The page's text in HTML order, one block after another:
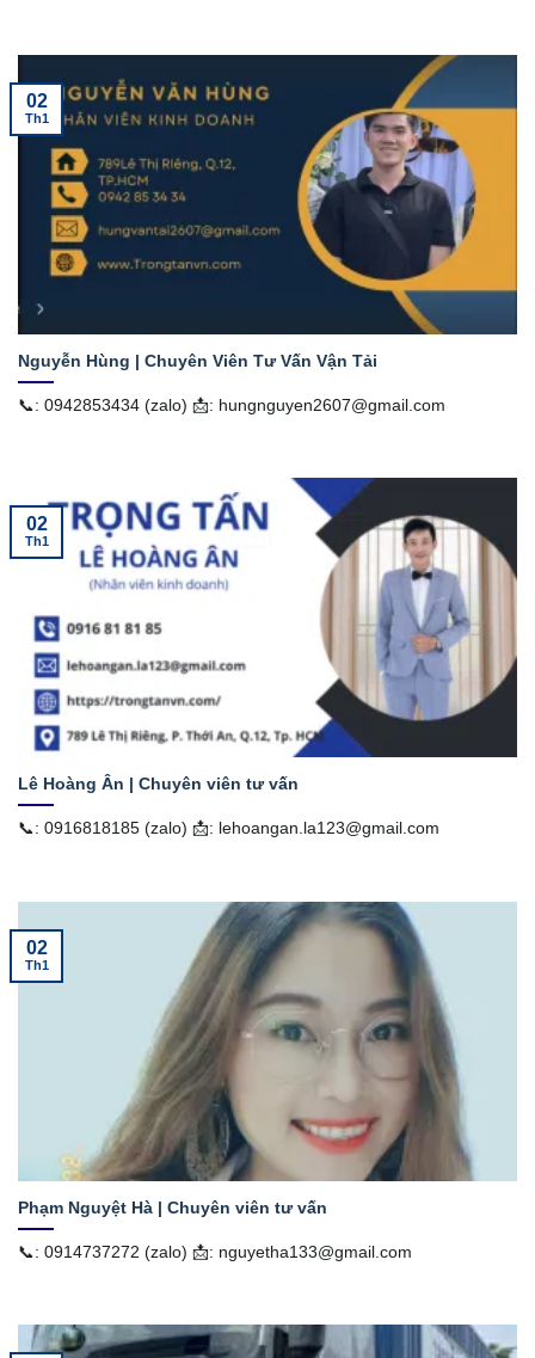
Nguyễn Hùng | Chuyên Viên Tư Vấn Vận Tải
📞: 0942853434 (zalo) 📩: hungnguyen2607@gmail.com
02
Th1
Lê Hoàng Ân | Chuyên viên tư vấn
📞: 0916818185 (zalo) 📩: lehoangan.la123@gmail.com
02
Th1
Phạm Nguyệt Hà | Chuyên viên tư vấn
📞: 0914737272 (zalo) 📩: nguyetha133@gmail.com
02
Th1